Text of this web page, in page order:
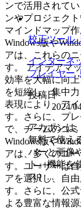
ンで活用されて
ンやプロジェク
マインドマップ
Windows版や
アは、これらの
す。 アイデアマ
効率を大幅に向
を短縮し、集中
表現により、ア
す。さらに、プ
で、チームのコ
Windows版や
アは、多くのユ
す。ユーザーは
アを選択し、自
す。さらに、公
よる豊富な情報
校正ツール
インターネ
プレイヤー,
投稿日
2024/
アカポンは
無料で使え
バーと画像
ト』機能を
ス）...